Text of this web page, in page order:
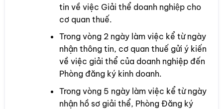
tin về việc Giải thể doanh nghiệp cho
cơ quan thuế.
Trong vòng 2 ngày làm việc kể từ ngày
nhận thông tin, cơ quan thuế gửi ý kiến
về việc giải thể của doanh nghiệp đến
Phòng đăng ký kinh doanh.
Trong vòng 5 ngày làm việc kể từ ngày
nhận hồ sơ giải thể, Phòng Đăng ký